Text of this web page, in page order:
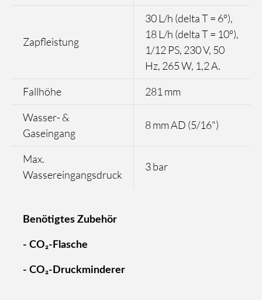
Zapfleistung
30 L/h (delta T = 6°),
18 L/h (delta T = 10°),
1/12 PS, 230 V, 50
Hz, 265 W, 1,2 A.
Fallhöhe
281 mm
Wasser- &
Gaseingang
8 mm AD (5/16")
Max.
Wassereingangsdruck
3 bar
Benötigtes Zubehör
- CO₂-Flasche
- CO₂-Druckminderer